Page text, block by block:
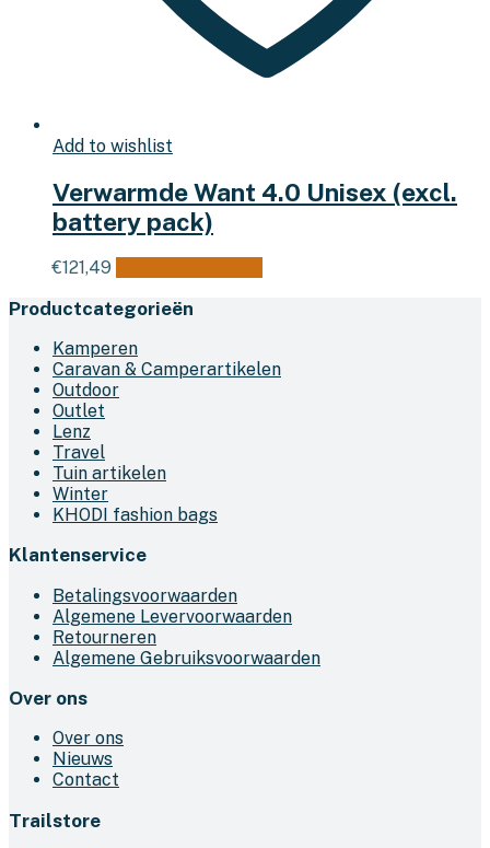
Add to wishlist
Verwarmde Want 4.0 Unisex (excl.
battery pack)
€121,49
Deze
Productcategorieën
Kamperen
Caravan & Camperartikelen
Outdoor
Outlet
Lenz
Travel
Tuin artikelen
Winter
KHODI fashion bags
Klantenservice
Betalingsvoorwaarden
Algemene Levervoorwaarden
Retourneren
Algemene Gebruiksvoorwaarden
Over ons
Over ons
Nieuws
Contact
Trailstore